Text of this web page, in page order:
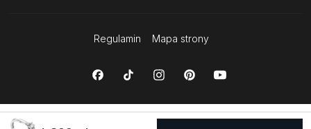
Regulamin Mapa strony